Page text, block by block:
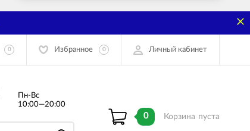
0 Избранное 0 Личный кабинет
Пн-Вс
10:00—20:00
0 Корзина пуста